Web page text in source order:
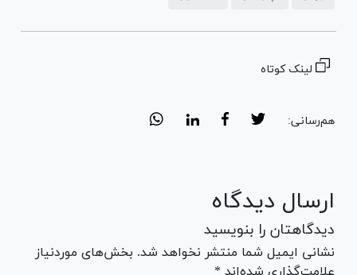
لینک کوتاه
هم‌رسانی:
ارسال دیدگاه
دیدگاهتان را بنویسید
نشانی ایمیل شما منتشر نخواهد شد. بخش‌های موردنیاز
علامت‌گذاری شده‌اند *